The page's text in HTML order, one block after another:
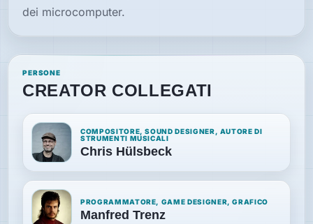
dei microcomputer.
PERSONE
CREATOR COLLEGATI
COMPOSITORE, SOUND DESIGNER, AUTORE DI
STRUMENTI MUSICALI
Chris Hülsbeck
PROGRAMMATORE, GAME DESIGNER, GRAFICO
Manfred Trenz